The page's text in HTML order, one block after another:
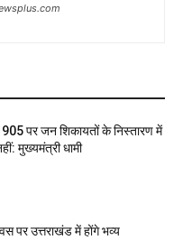
पर जन शिकायतों के निस्तारण में
मुख्यमंत्री धामी
पर उत्तराखंड में होंगे भव्य